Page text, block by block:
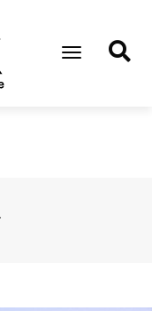
Toggle